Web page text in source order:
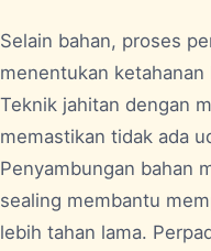
Selain bahan, proses
menentukan
Teknik jahitan dengan
memastikan tidak ada
Penyambungan bahan
sealing membantu
lebih tahan lama.